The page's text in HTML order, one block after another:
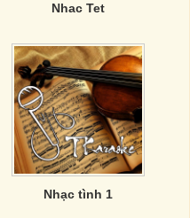
Nhac Tet
Nhạc tình 1